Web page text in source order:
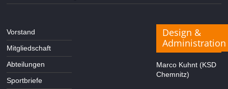
Vorstand
Mitgliedschaft
Abteilungen
Sportbriefe
Design &
Administration
Marco Kuhnt (KSD
Chemnitz)